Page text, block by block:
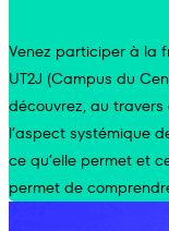
Venez participer à la
UT2J (Campus du
découvrez, au
l’aspect systémique
ce qu’elle permet et
permet de